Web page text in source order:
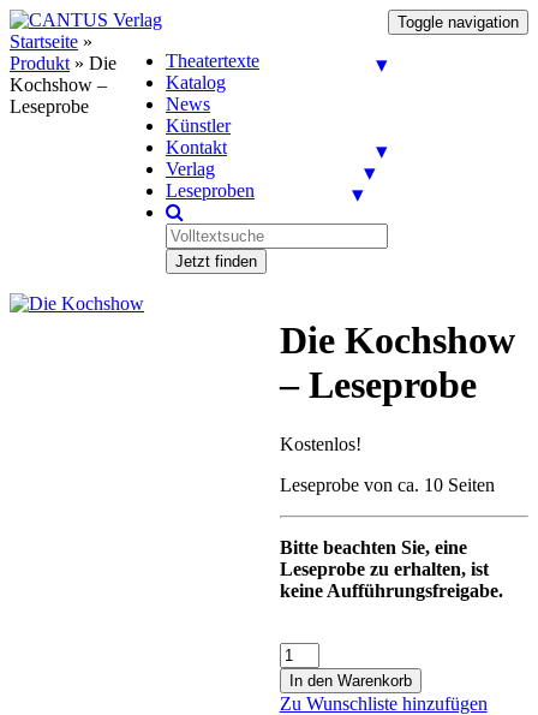
Toggle navigation
Theatertexte
Katalog
News
Künstler
Kontakt
Verlag
Leseproben
Jetzt finden
Startseite »
Produkt » Die
Kochshow –
Leseprobe
Die Kochshow
– Leseprobe
Kostenlos!
Leseprobe von ca. 10 Seiten
Bitte beachten Sie, eine
Leseprobe zu erhalten, ist
keine Aufführungsfreigabe.
In den Warenkorb
Zu Wunschliste hinzufügen